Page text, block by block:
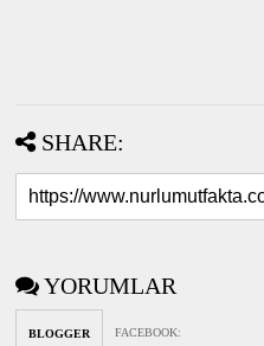
SHARE:
YORUMLAR
BLOGGER FACEBOOK: